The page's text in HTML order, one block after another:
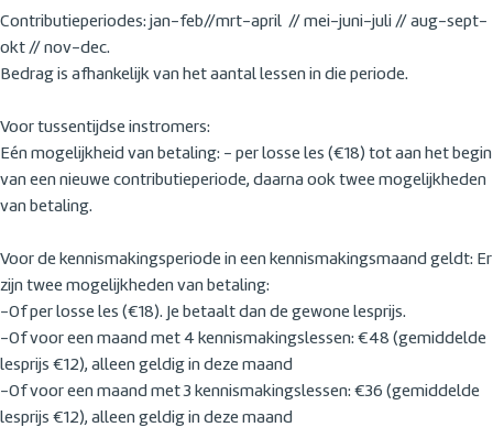
Contributieperiodes: jan-feb//mrt-april // mei-juni-juli // aug-sept-
okt // nov-dec.
Bedrag is afhankelijk van het aantal lessen in die periode.
Voor tussentijdse instromers:
Eén mogelijkheid van betaling: - per losse les (€18) tot aan het begin
van een nieuwe contributieperiode, daarna ook twee mogelijkheden
van betaling.
Voor de kennismakingsperiode in een kennismakingsmaand geldt: Er
zijn twee mogelijkheden van betaling:
-Of per losse les (€18). Je betaalt dan de gewone lesprijs.
-Of voor een maand met 4 kennismakingslessen: €48 (gemiddelde
lesprijs €12), alleen geldig in deze maand
-Of voor een maand met 3 kennismakingslessen: €36 (gemiddelde
lesprijs €12), alleen geldig in deze maand